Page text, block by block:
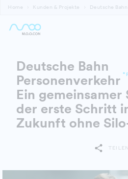
Home Kunden & Projekte Deutsche
Deutsche Bahn
Personenverkehr *
Ein
der erste Schritt
Zukunft ohne
TEILEN